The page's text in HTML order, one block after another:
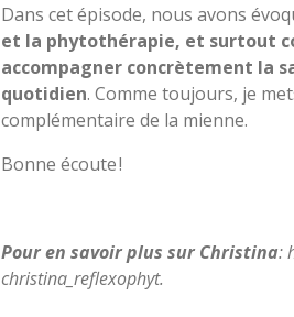
Dans cet épisode, nous avons
et la phytothérapie, et surtout
accompagner concrètement la
quotidien. Comme toujours, je
complémentaire de la mienne.
Bonne écoute !
Pour en savoir plus sur Christina:
christina_reflexophyt.